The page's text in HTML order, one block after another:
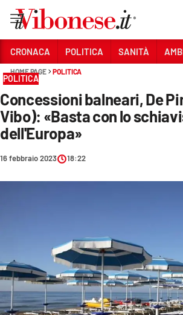
Sezioni
CRONACA
POLITICA
ECONOMIA E LAVORO
EVENTI
SPORT
CRONACA POLITICA SANITÀ
HOME PAGE POLITICA
POLITICA
Concessioni balneari, De
Vibo): «Basta con lo
dell'Europa»
16 febbraio 2023 18:22